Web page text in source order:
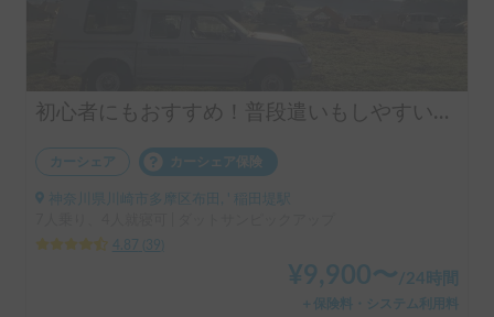
初心者にもおすすめ！普段遣いもしやすいピックアップトラックキャンピングカー！
カーシェア カーシェア保険
神奈川県川崎市多摩区布田, ' 稲田堤駅
4.87
39
¥9,900〜 /24時間
＋保険料・システム利用料